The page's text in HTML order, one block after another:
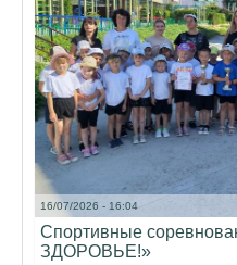
16/07/2026 - 16:04
Спортивные
ЗДОРОВЬЕ!»